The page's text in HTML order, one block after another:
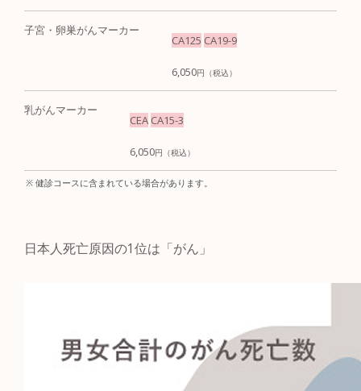
子宮・ 卵巣がんマーカー
CA125 CA19-9
6,050円（税込）
乳がんマーカー
CEA CA15-3
6,050円（税込）
健診コースに含まれている場合があります。
日本人死亡原因の1位は「がん」